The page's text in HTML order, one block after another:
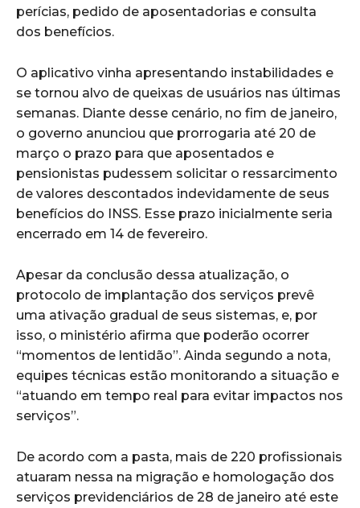
perícias, pedido de aposentadorias e consulta
dos benefícios.
O aplicativo vinha apresentando instabilidades e
se tornou alvo de queixas de usuários nas últimas
semanas. Diante desse cenário, no fim de janeiro,
o governo anunciou que prorrogaria até 20 de
março o prazo para que aposentados e
pensionistas pudessem solicitar o ressarcimento
de valores descontados indevidamente de seus
benefícios do INSS. Esse prazo inicialmente seria
encerrado em 14 de fevereiro.
Apesar da conclusão dessa atualização, o
protocolo de implantação dos serviços prevê
uma ativação gradual de seus sistemas, e, por
isso, o ministério afirma que poderão ocorrer
“momentos de lentidão”. Ainda segundo a nota,
equipes técnicas estão monitorando a situação e
“atuando em tempo real para evitar impactos nos
serviços”.
De acordo com a pasta, mais de 220 profissionais
atuaram nessa na migração e homologação dos
serviços previdenciários de 28 de janeiro até este